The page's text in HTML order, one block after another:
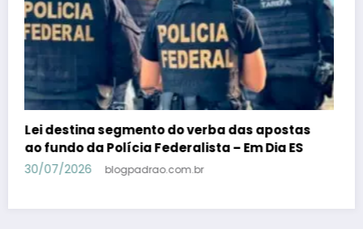
PSB confirma Geraldo Alckmin porquê
candidato a vice-presidente na fórmula com
Lula – Em Dia ES